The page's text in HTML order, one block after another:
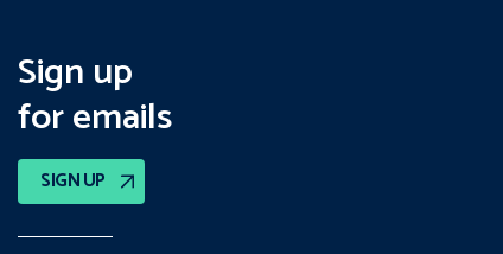
Sign up
for emails
SIGN UP